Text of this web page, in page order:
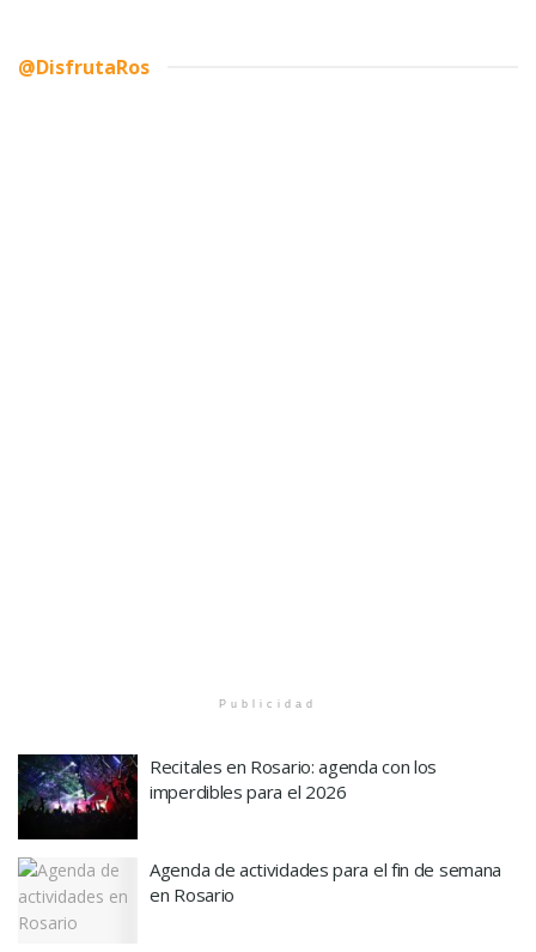
@DisfrutaRos
Publicidad
Recitales en Rosario: agenda con los
imperdibles para el 2026
Agenda de actividades para el fin de semana
en Rosario